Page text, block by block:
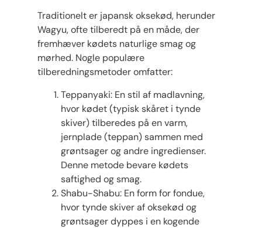
Traditionelt er japansk oksekød, herunder
Wagyu, ofte tilberedt på en måde, der
fremhæver kødets naturlige smag og
mørhed. Nogle populære
tilberedningsmetoder omfatter:
Teppanyaki: En stil af madlavning,
hvor kødet (typisk skåret i tynde
skiver) tilberedes på en varm,
jernplade (teppan) sammen med
grøntsager og andre ingredienser.
Denne metode bevare kødets
saftighed og smag.
Shabu-Shabu: En form for fondue,
hvor tynde skiver af oksekød og
grøntsager dyppes i en kogende